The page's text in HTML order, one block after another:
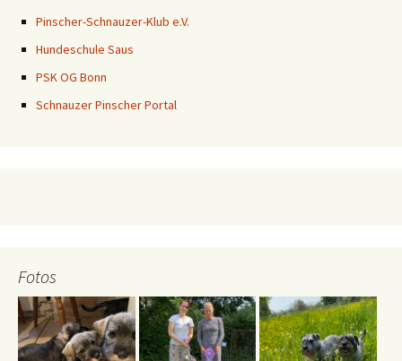
Pinscher-Schnauzer-Klub e.V.
Hundeschule Saus
PSK OG Bonn
Schnauzer Pinscher Portal
Fotos